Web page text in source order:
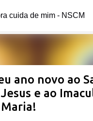
para o conteúdo principal
cuida de mim - NSCM
ano novo ao
e ao